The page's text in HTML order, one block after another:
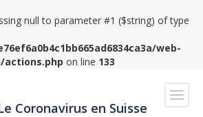
null to parameter #1 ($string) of type
web-
actions.php on line 133
Coronavirus en Suisse